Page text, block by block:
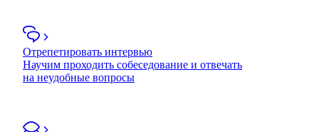
Отрепетировать интервью
Научим проходить собеседование и отвечать
на неудобные вопросы